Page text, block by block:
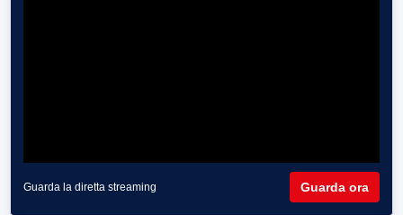
Guarda la diretta streaming Guarda ora